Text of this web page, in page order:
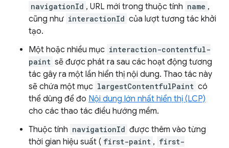
navigationId , URL mới trong thuộc tính name ,
cũng như interactionId của lượt tương tác khởi
tạo.
Một hoặc nhiều mục interaction-contentful-
paint sẽ được phát ra sau các hoạt động tương
tác gây ra một lần hiển thị nội dung. Thao tác này
sẽ chứa một mục largestContentfulPaint có
thể dùng để đo Nội dung lớn nhất hiển thị (LCP)
cho các thao tác điều hướng mềm.
Thuộc tính navigationId được thêm vào từng
thời gian hiệu suất ( first-paint , first-